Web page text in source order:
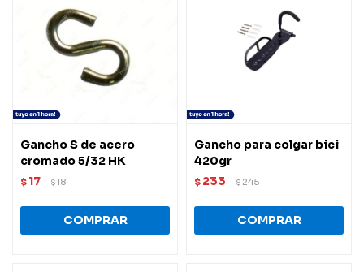
Gancho S de acero
cromado 5/32 HK
$ 17 $18
Gancho para colgar bici
420gr
$ 233 $245